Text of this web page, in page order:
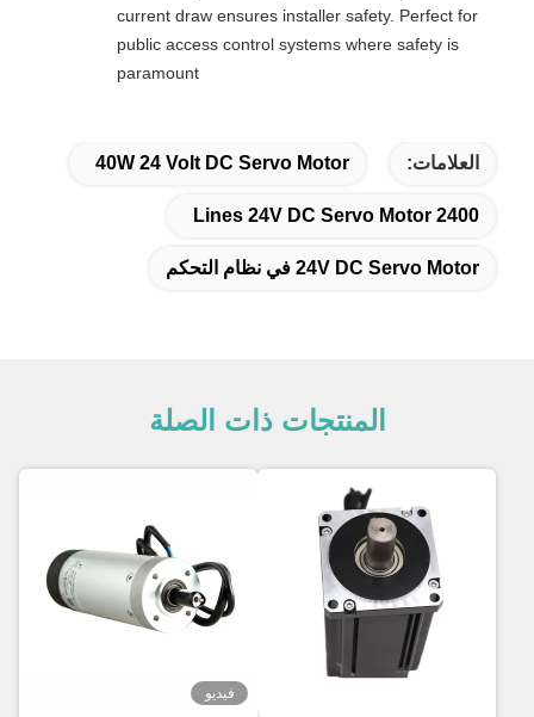
current draw ensures installer safety. Perfect for
public access control systems where safety is
paramount
العلامات: 40W 24 Volt DC Servo Motor
2400 Lines 24V DC Servo Motor
24V DC Servo Motor في نظام التحكم
المنتجات ذات الصلة
فيديو